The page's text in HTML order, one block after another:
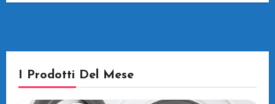
I Prodotti Del Mese